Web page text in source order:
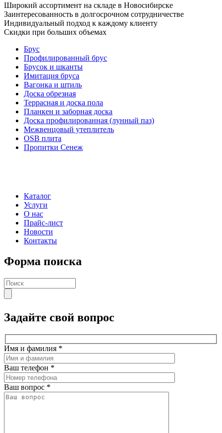
Широкий ассортимент на складе в Новосибирске
Заинтересованность в долгосрочном сотрудничестве
Индивидуальный подход к каждому клиенту
Скидки при больших объемах
Брус
Профилированный брус
Брусок и шканты
Имитация бруса
Вагонка и штиль
Доска обрезная
Террасная и доска пола
Планкен и заборная доска
Доска профилированная (лунный паз)
Межвенцовый утеплитель
OSB плита
Пропитки Сенеж
Каталог
Услуги
О нас
Прайс-лист
Новости
Контакты
Форма поиска
Задайте свой вопрос
Имя и фамилия *
Ваш телефон *
Ваш вопрос *